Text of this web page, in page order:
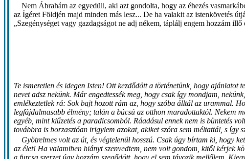
Nem Ábrahám az egyedüli, aki azt gondolta, hogy az éhezés
az Ígéret Földjén majd minden más lesz... De ha valakit az istenkövetés
„Szegénységet vagy gazdagságot ne adj nékem, táplálj engem hozzám
Te ismeretlen és idegen Isten! Ott kezdődött a történetünk, hogy
nevet adsz nekünk. Már engedtessék meg, hogy csak így mondjam,
emlékeztetlek rá: Sok bajt hozott rám az, hogy szóba álltál az urammal.
legfájdalmasabb élmény; talán a búcsú az otthon maradottaktól. Nekem
egyéb, mint kiűzetés a paradicsomból. Ráadásul ennek nem is büntetés
továbbra is borzasztóan irigylem azokat, akiket szóra sem méltattál, s így
Gyötrelmes volt az út, és végtelenül hosszú. Csak úgy bírtam ki, hogy
az élet! Ha valamiben hiányt szenvedtem, nem volt gondom, kitől kérjek
a furcsa szerzet úgy hozzám szegődött, hogy el sem távozik mellőlem.